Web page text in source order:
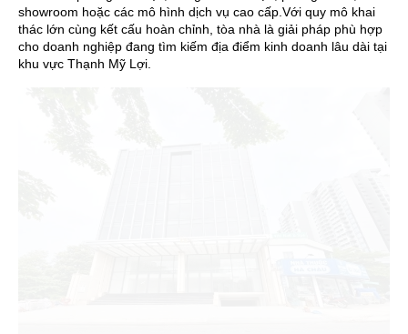
showroom hoặc các mô hình dịch vụ cao cấp.Với quy mô khai
thác lớn cùng kết cấu hoàn chỉnh, tòa nhà là giải pháp phù hợp
cho doanh nghiệp đang tìm kiếm địa điểm kinh doanh lâu dài tại
khu vực Thạnh Mỹ Lợi.